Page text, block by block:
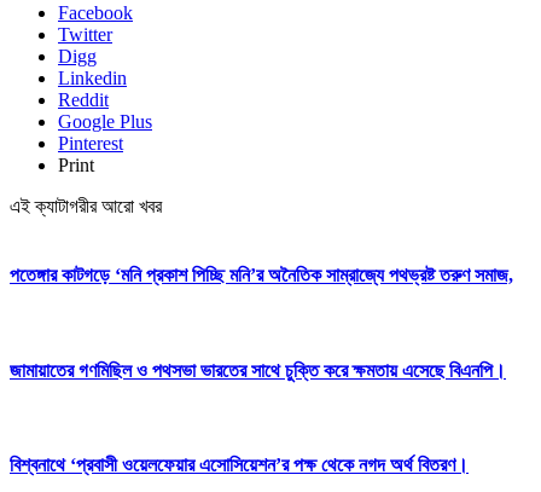
Facebook
Twitter
Digg
Linkedin
Reddit
Google Plus
Pinterest
Print
এই ক্যাটাগরীর আরো খবর
পতেঙ্গার কাটগড়ে ‘মনি প্রকাশ পিচ্ছি মনি’র অনৈতিক সাম্রাজ্যে পথভ্রষ্ট তরুণ সমাজ,
জামায়াতের গণমিছিল ও পথসভা ভারতের সাথে চুক্তি করে ক্ষমতায় এসেছে বিএনপি।
বিশ্বনাথে ‘প্রবাসী ওয়েলফেয়ার এসোসিয়েশন’র পক্ষ থেকে নগদ অর্থ বিতরণ।